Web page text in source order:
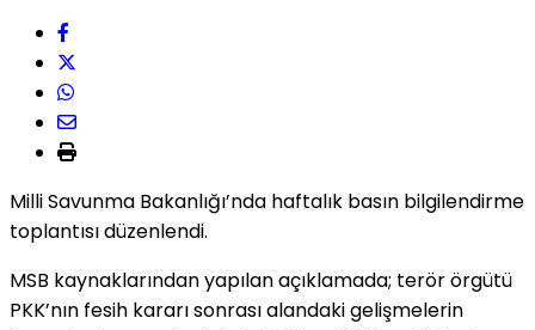
Milli Savunma Bakanlığı’nda haftalık basın bilgilendirme
toplantısı düzenlendi.
MSB kaynaklarından yapılan açıklamada; terör örgütü
PKK’nın fesih kararı sonrası alandaki gelişmelerin